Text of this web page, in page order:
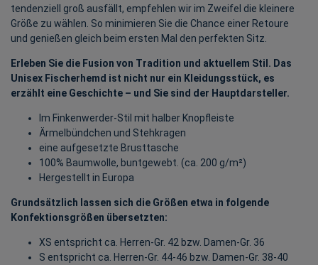
tendenziell groß ausfällt, empfehlen wir im Zweifel die kleinere
Größe zu wählen. So minimieren Sie die Chance einer Retoure
und genießen gleich beim ersten Mal den perfekten Sitz.
Erleben Sie die Fusion von Tradition und aktuellem Stil. Das
Unisex Fischerhemd ist nicht nur ein Kleidungsstück, es
erzählt eine Geschichte – und Sie sind der Hauptdarsteller.
Im Finkenwerder-Stil mit halber Knopfleiste
Ärmelbündchen und Stehkragen
eine aufgesetzte Brusttasche
100% Baumwolle, buntgewebt. (ca. 200 g/m²)
Hergestellt in Europa
Grundsätzlich lassen sich die Größen etwa in folgende
Konfektionsgrößen übersetzten:
XS entspricht ca. Herren-Gr. 42 bzw. Damen-Gr. 36
S entspricht ca. Herren-Gr. 44-46 bzw. Damen-Gr. 38-40